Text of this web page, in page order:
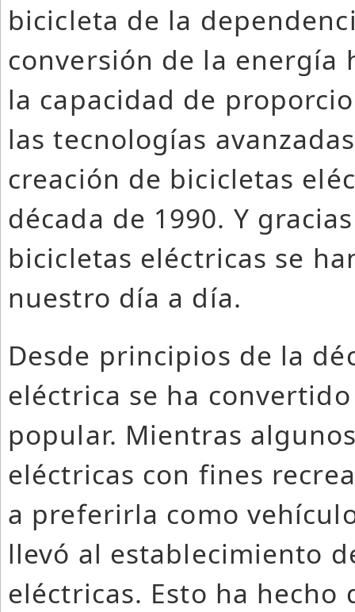
bicicleta de la
conversión de la energía
la capacidad de
las tecnologías
creación de bicicletas
década de 1990. Y
bicicletas eléctricas se
nuestro día a día.
Desde principios de la
eléctrica se ha
popular. Mientras
eléctricas con fines
a preferirla como
llevó al establecimiento
eléctricas. Esto ha